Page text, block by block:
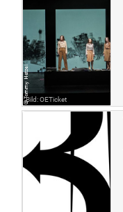
Bild: OETicket